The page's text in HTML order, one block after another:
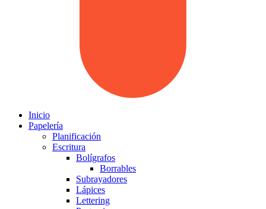
Inicio
Papelería
Planificación
Escritura
Bolígrafos
Borrables
Subrayadores
Lápices
Lettering